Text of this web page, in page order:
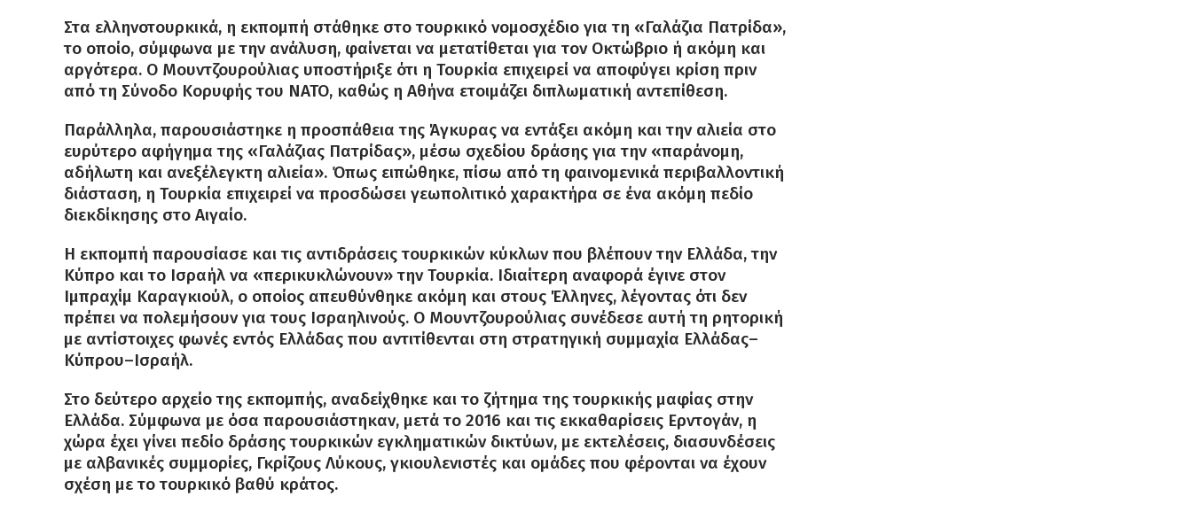
Στα ελληνοτουρκικά, η εκπομπή στάθηκε στο τουρκικό νομοσχέδιο για τη «Γαλάζια Πατρίδα»,
το οποίο, σύμφωνα με την ανάλυση, φαίνεται να μετατίθεται για τον Οκτώβριο ή ακόμη και
αργότερα. Ο Μουντζουρούλιας υποστήριξε ότι η Τουρκία επιχειρεί να αποφύγει κρίση πριν
από τη Σύνοδο Κορυφής του ΝΑΤΟ, καθώς η Αθήνα ετοιμάζει διπλωματική αντεπίθεση.
Παράλληλα, παρουσιάστηκε η προσπάθεια της Άγκυρας να εντάξει ακόμη και την αλιεία στο
ευρύτερο αφήγημα της «Γαλάζιας Πατρίδας», μέσω σχεδίου δράσης για την «παράνομη,
αδήλωτη και ανεξέλεγκτη αλιεία». Όπως ειπώθηκε, πίσω από τη φαινομενικά περιβαλλοντική
διάσταση, η Τουρκία επιχειρεί να προσδώσει γεωπολιτικό χαρακτήρα σε ένα ακόμη πεδίο
διεκδίκησης στο Αιγαίο.
Η εκπομπή παρουσίασε και τις αντιδράσεις τουρκικών κύκλων που βλέπουν την Ελλάδα, την
Κύπρο και το Ισραήλ να «περικυκλώνουν» την Τουρκία. Ιδιαίτερη αναφορά έγινε στον
Ιμπραχίμ Καραγκιούλ, ο οποίος απευθύνθηκε ακόμη και στους Έλληνες, λέγοντας ότι δεν
πρέπει να πολεμήσουν για τους Ισραηλινούς. Ο Μουντζουρούλιας συνέδεσε αυτή τη ρητορική
με αντίστοιχες φωνές εντός Ελλάδας που αντιτίθενται στη στρατηγική συμμαχία Ελλάδας–
Κύπρου–Ισραήλ.
Στο δεύτερο αρχείο της εκπομπής, αναδείχθηκε και το ζήτημα της τουρκικής μαφίας στην
Ελλάδα. Σύμφωνα με όσα παρουσιάστηκαν, μετά το 2016 και τις εκκαθαρίσεις Ερντογάν, η
χώρα έχει γίνει πεδίο δράσης τουρκικών εγκληματικών δικτύων, με εκτελέσεις, διασυνδέσεις
με αλβανικές συμμορίες, Γκρίζους Λύκους, γκιουλενιστές και ομάδες που φέρονται να έχουν
σχέση με το τουρκικό βαθύ κράτος.